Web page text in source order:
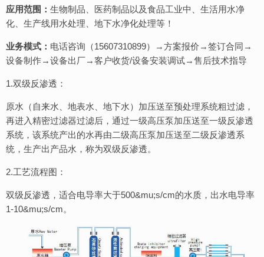
应用范围： 生物制品、医药制品以及食品工业中、生活用水净
化、生产线用水处理、地下水净化处理等！
业务模式： 电话咨询（15607310899）→方案报价→签订合同→
设备制作→设备出厂→客户收货/设备安装调试→售后技术指导
1.双级反渗透：
原水（自来水、地表水、地下水）加压送至预处理系统粗过滤，
再进入精密过滤器过滤后，通过一级高压泵加压送至一级反渗透
系统，该系统产出的水再由二级高压泵加压送至二级反渗透系
统，生产出产品水，称为双级反渗透。
2.工艺流程图：
双级反渗透，适合电导率大于500&mu;s/cm的水质，出水电导率
1-10&mu;s/cm。